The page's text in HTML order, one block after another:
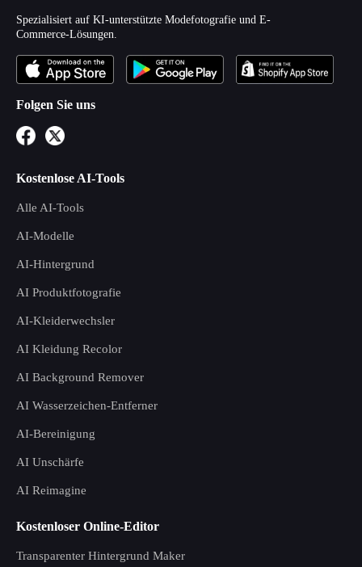
Spezialisiert auf KI-unterstützte Modefotografie und E-
Commerce-Lösungen.
Folgen Sie uns
Kostenlose AI-Tools
Alle AI-Tools
AI-Modelle
AI-Hintergrund
AI Produktfotografie
AI-Kleiderwechsler
AI Kleidung Recolor
AI Background Remover
AI Wasserzeichen-Entferner
AI-Bereinigung
AI Unschärfe
AI Reimagine
Kostenloser Online-Editor
Transparenter Hintergrund Maker